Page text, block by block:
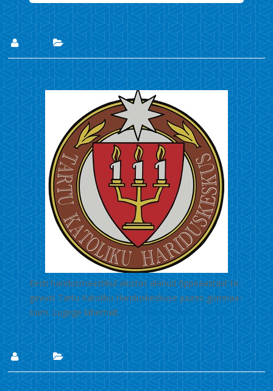
Lii Uudised
4. sept. 2020
Eesti haridusmaastikul alus­tas alanud õppeaastast te­
ge­vust Tartu Katoliku Ha­ri­­duskeskuse juures güm­naa­
sium. Lugege lähemaltEesti Kirikus ilmunud artiklist.
Lii Uudised
4. sept. 2020